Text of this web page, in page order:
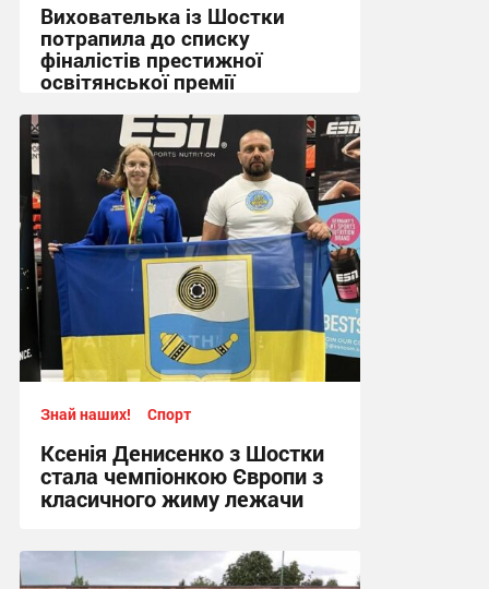
Вихователька із Шостки
потрапила до списку
фіналістів престижної
освітянської премії
14:12 сьогодні
Знай наших! Спорт
Ксенія Денисенко з Шостки
стала чемпіонкою Європи з
класичного жиму лежачи
17:09, 4.08.2026